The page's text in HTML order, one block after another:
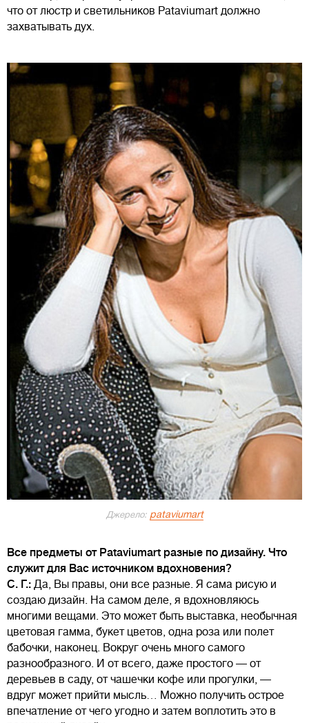
что от люстр и светильников Pataviumart должно
захватывать дух.
Джерело: pataviumart
Все предметы от Pataviumart разные по дизайну. Что
служит для Вас источником вдохновения?
С. Г.: Да, Вы правы, они все разные. Я сама рисую и
создаю дизайн. На самом деле, я вдохновляюсь
многими вещами. Это может быть выставка, необычная
цветовая гамма, букет цветов, одна роза или полет
бабочки, наконец. Вокруг очень много самого
разнообразного. И от всего, даже простого — от
деревьев в саду, от чашечки кофе или прогулки, —
вдруг может прийти мысль… Можно получить острое
впечатление от чего угодно и затем воплотить это в